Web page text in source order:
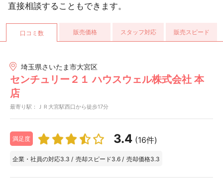
直接相談することもできます。
口コミ数 販売価格 スタッフ対応 販売スピード
埼玉県さいたま市大宮区
センチュリー２１ ハウスウェル株式会社 本
店
最寄り駅：ＪＲ大宮駅西口から徒歩17分
満足度 3.4 (16件)
企業・社員の対応3.3 / 売却スピード3.6 / 売却価格3.3